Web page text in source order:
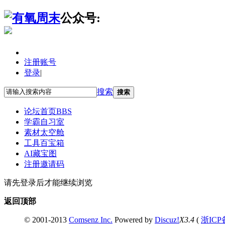
公众号:
注册账号
登录|
搜索 搜索
论坛首页BBS
学霸自习室
素材太空舱
工具百宝箱
AI藏宝图
注册邀请码
请先登录后才能继续浏览
返回顶部
© 2001-2013 Comsenz Inc. Powered by Discuz!X3.4 ( 浙ICP